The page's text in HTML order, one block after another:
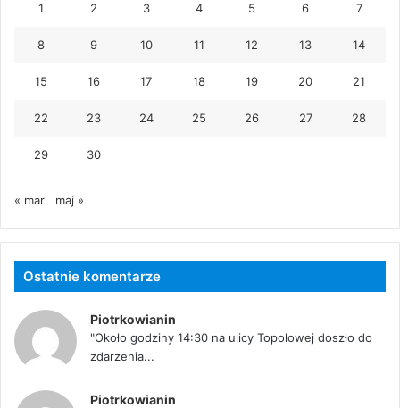
1 2 3 4 5 6 7
8 9 10 11 12 13 14
15 16 17 18 19 20 21
22 23 24 25 26 27 28
29 30
« mar maj »
Ostatnie komentarze
Piotrkowianin
"Około godziny 14:30 na ulicy Topolowej doszło do
zdarzenia...
Piotrkowianin